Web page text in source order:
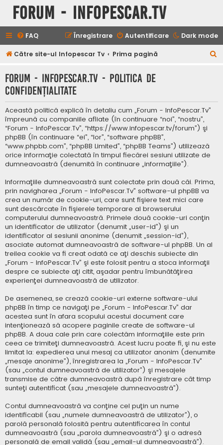
Forum - InfoPescar.Tv
Dark mode
FAQ Autentificare
Înregistrare
Către site-ul Infopescar Tv Prima pagină
Forum - InfoPescar.Tv - Politica de
confidenţialitate
Această politică explică în detaliu cum „Forum - InfoPescar.Tv”
împreună cu companiile afliate (în continuare “noi”, “nostru”,
“Forum - InfoPescar.Tv”, “https://www.infopescar.tv/forum”) şi
phpBB (în continuare “ei”, “lor”, “software phpBB”,
“www.phpbb.com”, “phpBB Limited”, “phpBB Teams”) utilizează
orice informaţie colectată în timpul fiecărei sesiuni utilizate de
dumneavoastră (denumită în continuare „informaţiile”).
Informaţiile dumneavoastră sunt colectate prin două căi. Prima,
prin navigharea „Forum - InfoPescar.Tv” software-ul phpBB va
crea un număr de cookie-uri, care sunt fişiere text mici care
sunt descărcate în fişierele temporare al browserului
computerului dumneavoastră. Primele două cookie-uri conţin
un identificator de utilizator (denumit „user-id”) şi un
identificator al sesiunii anonime (denumit „session-id”),
asociate automat dumneavoastră de software-ul phpBB. Un al
treilea cookie va fi creat odată ce aţi deschis subiecte din
„Forum - InfoPescar.Tv” şi este folosit pentru a stoca informaţii
despre ce subiecte aţi citit, aşadar pentru îmbunătăţirea
experienţei dumneavoastră de utilizator.
De asemenea, se crează cookie-uri externe software-ului
phpBB în timp ce navigaţi pe „Forum - InfoPescar.Tv” dar
acestea sunt în afara scopului acestui document care
intenţionează să acopere paginile create de software-ul
phpBB. A doua cale prin care colectăm informaţiile este prin
ceea ce trimiteţi dumneavoastră. Acest lucru poate fi, şi nu este
limitat la: expedierea unui mesaj ca utilizator anonim (denumite
„mesaje anonime”), înregistrarea la „Forum - InfoPescar.Tv”
(sau „contul dumneavoastră de utilizator”) şi mesajele
transmise de către dumneavoastră după înregistrare cât timp
sunteţi autentificat (sau „mesajele dumneavoastră”).
Contul dumneavoastră va conţine cel puţin un nume
identificabil (sau „numele dumneavoastră de utilizator”), o
parolă personală folosită pentru autentificarea în contul
dumneavoastră (sau „parola dumneavoastră”) şi o adresă
personală de email validă (sau „email-ul dumneavoastră”).